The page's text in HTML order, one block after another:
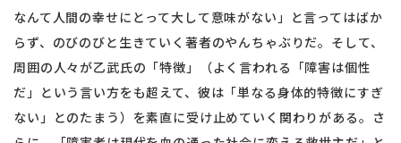
なんて人間の幸せにとって大して意味がない」と言ってはばか
らず、のびのびと生きていく著者のやんちゃぶりだ。そして、
周囲の人々が乙武氏の「特徴」（よく言われる「障害は個性
だ」という言い方をも超えて、彼は「単なる身体的特徴にすぎ
ない」とのたまう）を素直に受け止めていく関わりがある。さ